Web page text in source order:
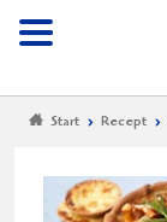
Meny
Start Recept